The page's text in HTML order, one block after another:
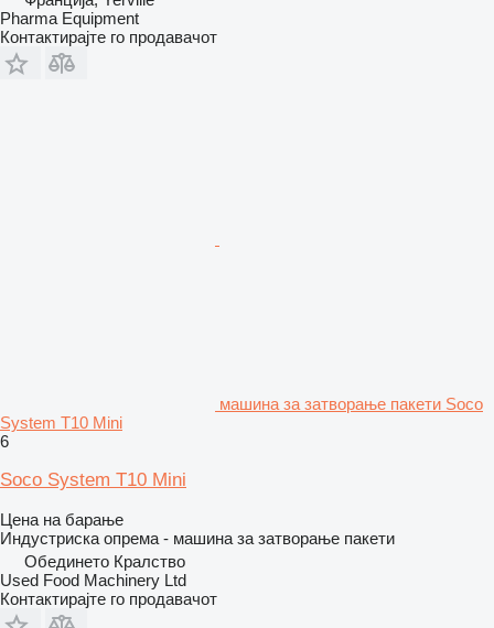
Pharma Equipment
Контактирајте го продавачот
машина за затворање пакети Soco
System T10 Mini
6
Soco System T10 Mini
Цена на барање
Индустриска опрема - машина за затворање пакети
Обединето Кралство
Used Food Machinery Ltd
Контактирајте го продавачот